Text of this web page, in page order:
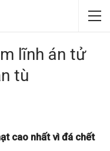
lĩnh án tử
tù
cao nhất vì đá chết